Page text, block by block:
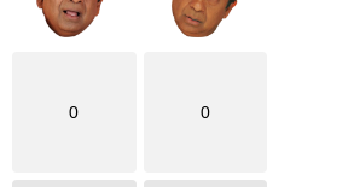
0 0